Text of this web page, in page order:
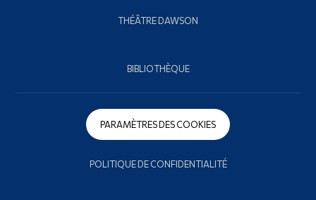
THÉÂTRE DAWSON
BIBLIOTHÈQUE
PARAMÈTRES DES COOKIES
POLITIQUE DE CONFIDENTIALITÉ